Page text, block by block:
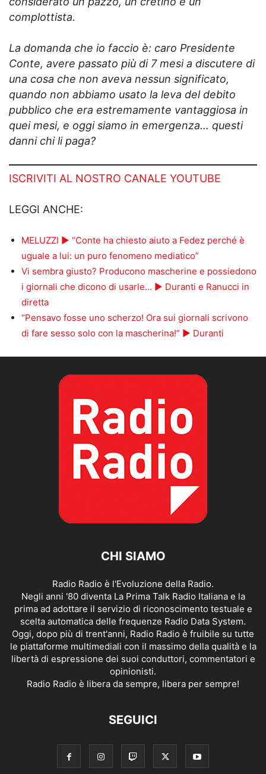
complottista.
La domanda che io faccio è: caro Presidente
Conte, avere passato più di 7 mesi a discutere di
una cosa che non aveva nessun significato,
quando non abbiamo usato la leva del debito
pubblico che era estremamente vantaggiosa in
quei mesi, e oggi siamo in emergenza… questi
danni chi li paga?
ISCRIVITI AL NOSTRO CANALE YOUTUBE
LEGGI ANCHE:
MELUZZI ► “Conte ha chiesto aiuto a Fedez perché è
uguale a lui: un puro fenomeno mediatico”
Vi sembra giusto? Producono mascherine e possiedono
i giornali che dicono di usarle… ► Duranti e Ranucci in
diretta
“Pensavo fosse uno scherzo! Ora sui giornali scrivono
di fare sesso solo con la mascherina!” ► Duranti
CHI SIAMO
Radio Radio è l'Evoluzione della Radio.
Negli anni '80 diventa La Prima Talk Radio Italiana e la
prima ad adottare il servizio di riconoscimento testuale e
scelta automatica delle frequenze Radio Data System.
Oggi, dopo più di trent'anni, Radio Radio è fruibile su tutte
le piattaforme multimediali con il massimo della qualità e la
libertà di espressione dei suoi conduttori, commentatori e
opinionisti.
Radio Radio è libera da sempre, libera per sempre!
SEGUICI